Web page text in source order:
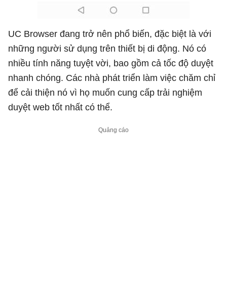
UC Browser đang trở nên phổ biến, đặc biệt là với
những người sử dụng trên thiết bị di động. Nó có
nhiều tính năng tuyệt vời, bao gồm cả tốc độ duyệt
nhanh chóng. Các nhà phát triển làm việc chăm chỉ
để cải thiện nó vì họ muốn cung cấp trải nghiệm
duyệt web tốt nhất có thể.